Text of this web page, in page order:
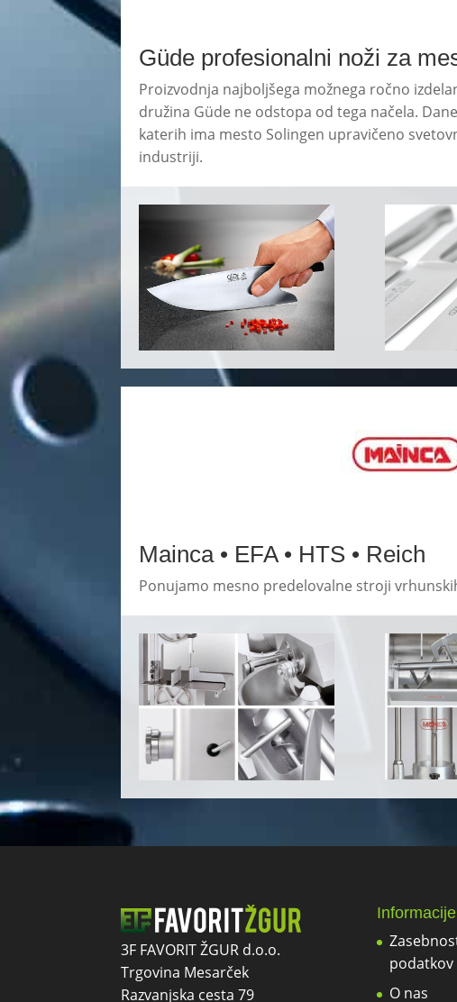
Güde profesionalni noži za
Proizvodnja najboljšega možnega ročno
družina Güde ne odstopa od tega načela.
katerih ima mesto Solingen upravičeno
industriji.
Mainca • EFA • HTS • Reich
Ponujamo mesno predelovalne stroji
3F FAVORIT ŽGUR d.o.o.
Trgovina Mesarček
Razvanjska cesta 79
Informacije
podatkov
O nas